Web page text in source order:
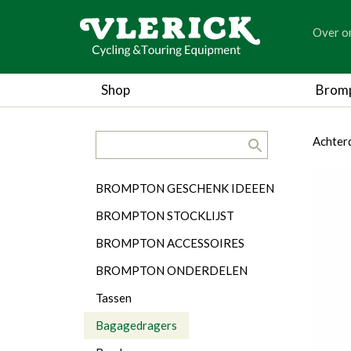
Over
Shop
Categorieën
BROMPTON GESCHENK IDEEEN
BROMPTON STOCKLIJST
BROMPTON ACCESSOIRES
BROMPTON ONDERDELEN
Tassen
Bagagedragers